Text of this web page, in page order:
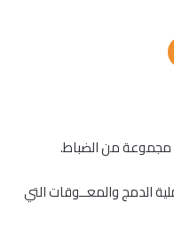
مجموعة من الضباط.
الدمج والمعــوقات التي